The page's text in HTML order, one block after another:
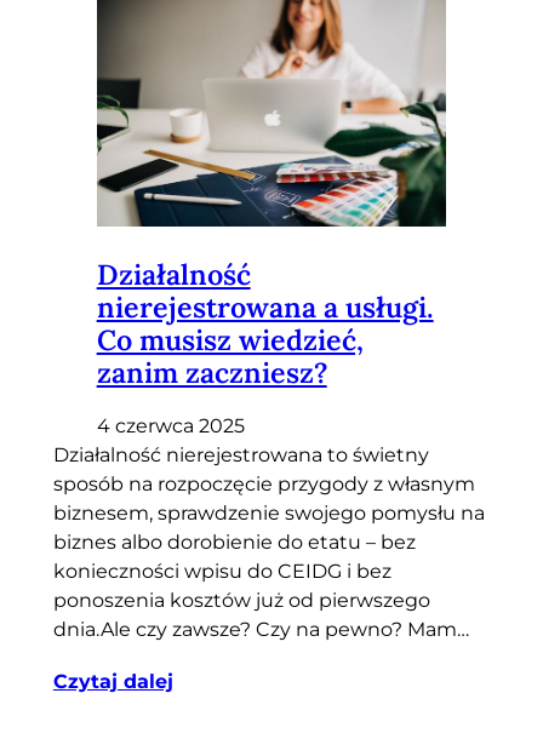
Działalność
nierejestrowana a usługi.
Co musisz wiedzieć,
zanim zaczniesz?
4 czerwca 2025
Działalność nierejestrowana to świetny
sposób na rozpoczęcie przygody z własnym
biznesem, sprawdzenie swojego pomysłu na
biznes albo dorobienie do etatu – bez
konieczności wpisu do CEIDG i bez
ponoszenia kosztów już od pierwszego
dnia.Ale czy zawsze? Czy na pewno? Mam…
Czytaj dalej